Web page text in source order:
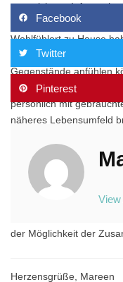
gespeicherte
gespeicherten
Wohlfühlort zu Hause
Hinweise wie du für
Gegenstände anfühlen
oder auch schwächen
persönlich mit
näheres Lebensumfeld
erinnern.
Wenn du mir ein
mir gerne eine Mail an
Du kannst dich
der Möglichkeit der
Herzensgrüße, Mareen
Facebook
Twitter
Pinterest
View